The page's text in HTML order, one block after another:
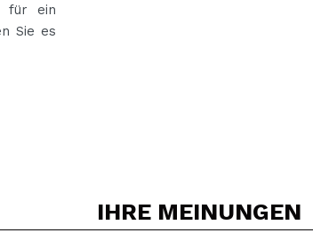
für ein
Sie es
IHRE MEINUNGEN